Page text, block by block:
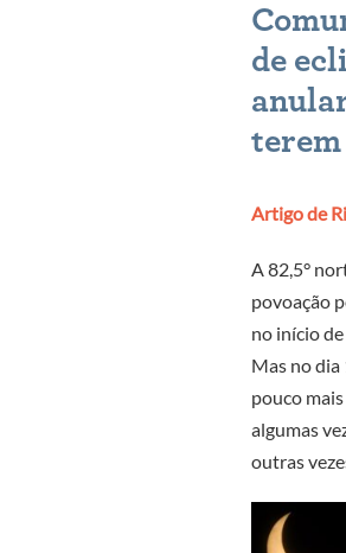
de
terem
Artigo de
A 82,5°
povoação
no início
Mas no dia
pouco
algumas
outras